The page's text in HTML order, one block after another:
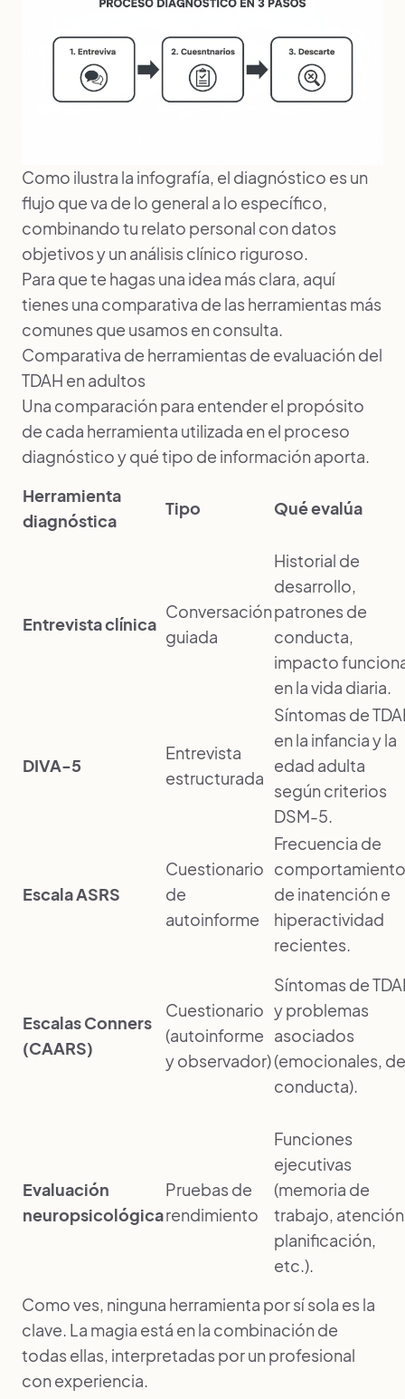
Como ilustra la infografía, el diagnóstico es un
flujo que va de lo general a lo específico,
combinando tu relato personal con datos
objetivos y un análisis clínico riguroso.
Para que te hagas una idea más clara, aquí
tienes una comparativa de las herramientas más
comunes que usamos en consulta.
Comparativa de herramientas de evaluación del
TDAH en adultos
Una comparación para entender el propósito
de cada herramienta utilizada en el proceso
diagnóstico y qué tipo de información aporta.
Herramienta
diagnóstica
Tipo Qué evalúa
Entrevista clínica
Conversación
guiada
Historial de
desarrollo,
patrones de
conducta,
impacto
en la vida diaria.
DIVA-5
Entrevista
estructurada
Síntomas de
en la infancia y la
edad adulta
según criterios
DSM-5.
Escala ASRS
Cuestionario
de
autoinforme
Frecuencia de
de inatención e
hiperactividad
recientes.
Escalas Conners
(CAARS)
Cuestionario
(autoinforme
y observador)
Síntomas de
y problemas
asociados
(emocionales, de
conducta).
Evaluación
neuropsicológica
Pruebas de
rendimiento
Funciones
ejecutivas
(memoria de
trabajo,
planificación,
etc.).
Como ves, ninguna herramienta por sí sola es la
clave. La magia está en la combinación de
todas ellas, interpretadas por un profesional
con experiencia.